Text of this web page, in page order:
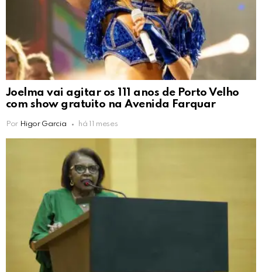
Joelma vai agitar os 111 anos de Porto Velho
com show gratuito na Avenida Farquar
Por Higor Garcia há 11 meses